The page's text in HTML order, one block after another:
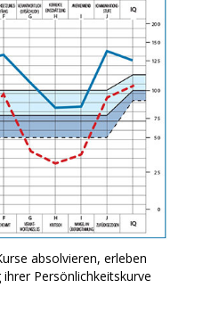
absolvieren, erleben
Persönlichkeitskurve